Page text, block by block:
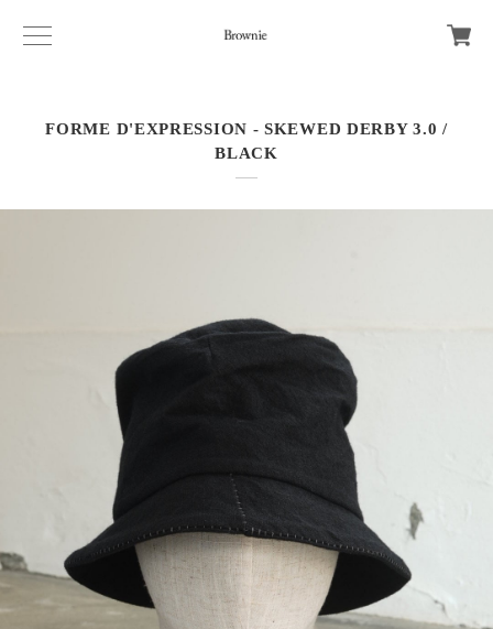
FORME D'EXPRESSION - SKEWED DERBY 3.0 /
BLACK